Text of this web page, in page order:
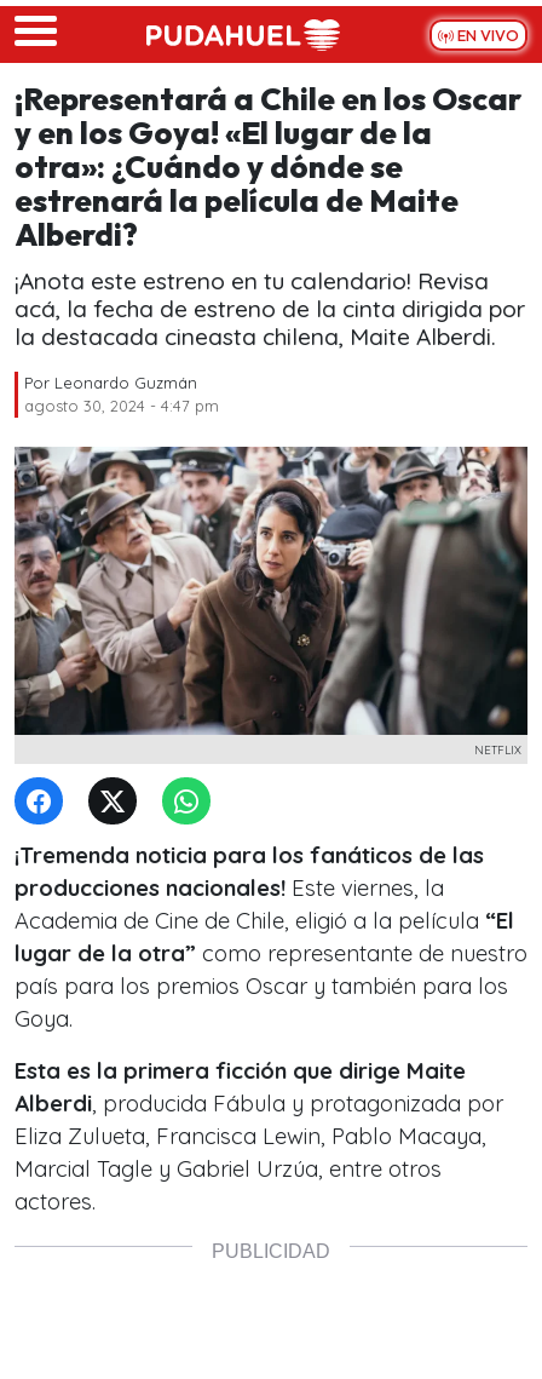
Skip to main content
EN VIVO
¡Representará a Chile en los Oscar
y en los Goya! «El lugar de la
otra»: ¿Cuándo y dónde se
estrenará la película de Maite
Alberdi?
¡Anota este estreno en tu calendario! Revisa
acá, la fecha de estreno de la cinta dirigida por
la destacada cineasta chilena, Maite Alberdi.
Por Leonardo Guzmán
agosto 30, 2024 - 4:47 pm
NETFLIX
¡Tremenda noticia para los fanáticos de las
producciones nacionales! Este viernes, la
Academia de Cine de Chile, eligió a la película “El
lugar de la otra” como representante de nuestro
país para los premios Oscar y también para los
Goya.
Esta es la primera ficción que dirige Maite
Alberdi, producida Fábula y protagonizada por
Eliza Zulueta, Francisca Lewin, Pablo Macaya,
Marcial Tagle y Gabriel Urzúa, entre otros
actores.